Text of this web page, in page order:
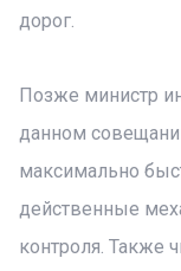
дорог.
Позже министр
данном
максимально
действенные
контроля. Также